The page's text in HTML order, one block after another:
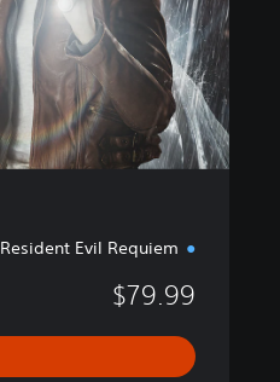
i
o
Resident Evil Requiem
$79.99